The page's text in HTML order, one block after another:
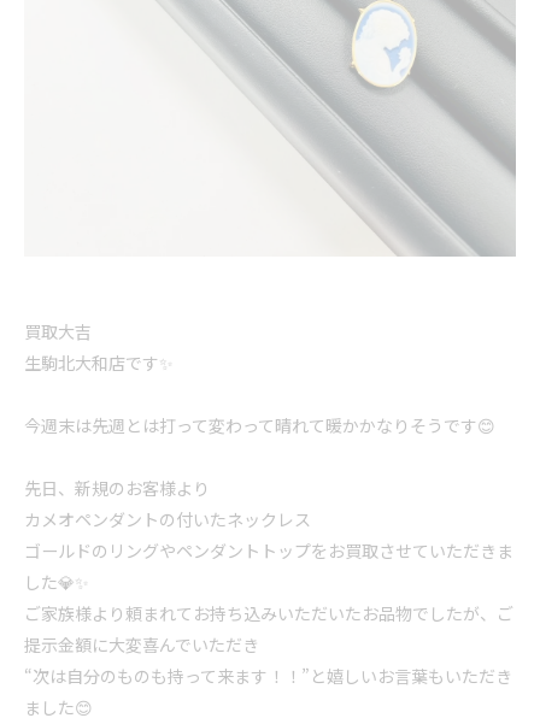
買取大吉
生駒北大和店です✨
今週末は先週とは打って変わって晴れて暖かかなりそうです😊
先日、新規のお客様より
カメオペンダントの付いたネックレス
ゴールドのリングやペンダントトップをお買取させていただきま
した💎✨
ご家族様より頼まれてお持ち込みいただいたお品物でしたが、ご
提示金額に大変喜んでいただき
“次は自分のものも持って来ます！！”と嬉しいお言葉もいただき
ました😊